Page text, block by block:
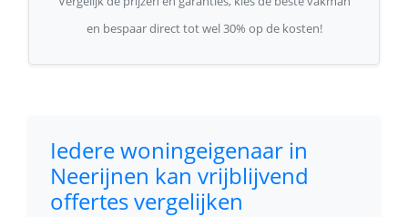
en bespaar direct tot wel 30% op de kosten!
Iedere woningeigenaar in
Neerijnen kan vrijblijvend
offertes vergelijken